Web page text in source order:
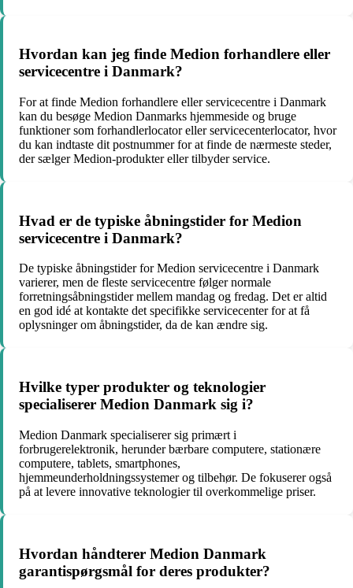
Hvordan kan jeg finde Medion forhandlere eller
servicecentre i Danmark?
For at finde Medion forhandlere eller servicecentre i Danmark
kan du besøge Medion Danmarks hjemmeside og bruge
funktioner som forhandlerlocator eller servicecenterlocator, hvor
du kan indtaste dit postnummer for at finde de nærmeste steder,
der sælger Medion-produkter eller tilbyder service.
Hvad er de typiske åbningstider for Medion
servicecentre i Danmark?
De typiske åbningstider for Medion servicecentre i Danmark
varierer, men de fleste servicecentre følger normale
forretningsåbningstider mellem mandag og fredag. Det er altid
en god idé at kontakte det specifikke servicecenter for at få
oplysninger om åbningstider, da de kan ændre sig.
Hvilke typer produkter og teknologier
specialiserer Medion Danmark sig i?
Medion Danmark specialiserer sig primært i
forbrugerelektronik, herunder bærbare computere, stationære
computere, tablets, smartphones,
hjemmeunderholdningssystemer og tilbehør. De fokuserer også
på at levere innovative teknologier til overkommelige priser.
Hvordan håndterer Medion Danmark
garantispørgsmål for deres produkter?